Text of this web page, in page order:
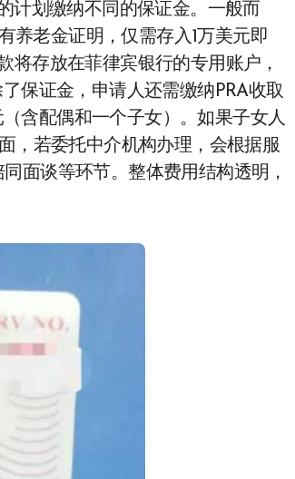
计划缴纳不同的保证金。一般而
养老金证明，仅需存入1万美元即
将存放在菲律宾银行的专用账户，
保证金，申请人还需缴纳PRA收取
含配偶和一个子女）。如果子女人
，若委托中介机构办理，会根据服
面谈等环节。整体费用结构透明，